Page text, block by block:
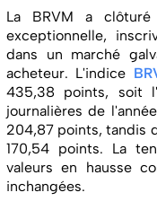
La BRVM a
exceptionnelle,
dans un marché
acheteur. L'indice
435,38 points, soit
journalières de
204,87 points, tandis
170,54 points. La
valeurs en hausse
inchangées.